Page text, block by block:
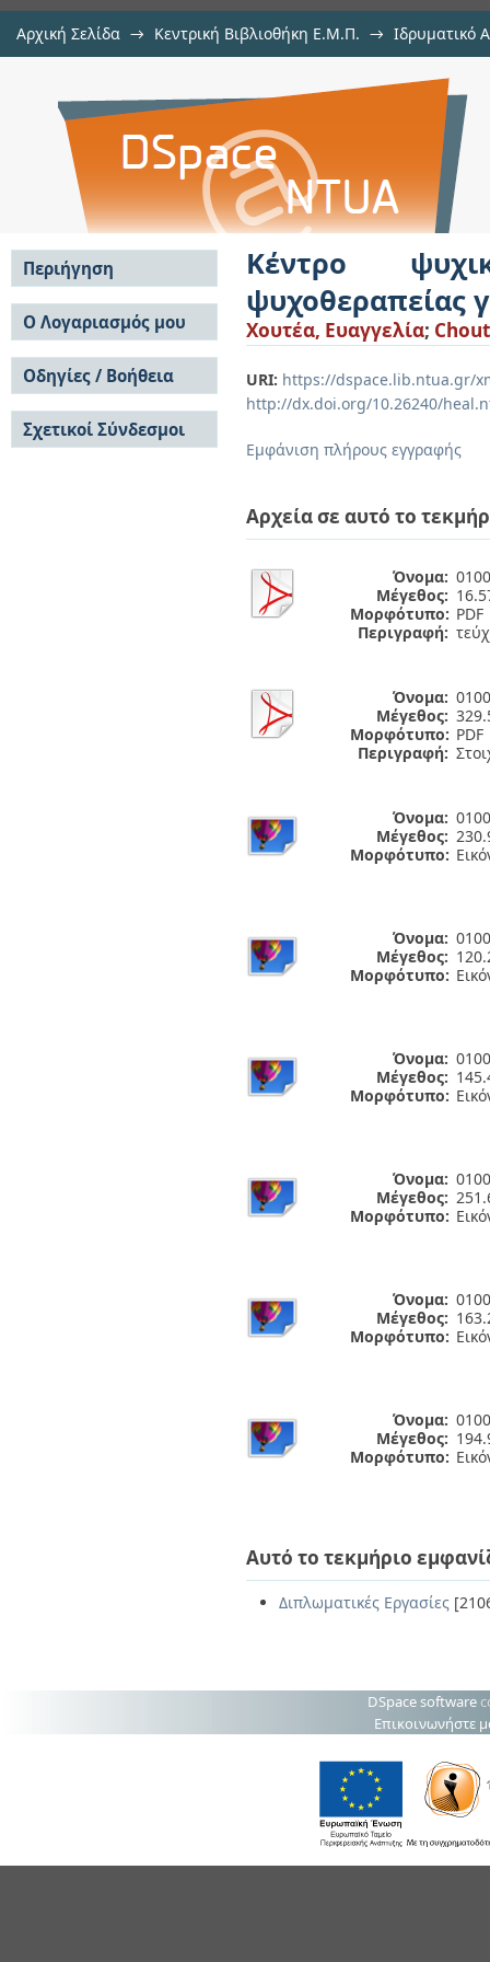
Αρχική Σελίδα → Κεντρική Βιβλιοθήκη Ε.Μ.Π. → Ιδρυματικό
Κέντρο ψυχικής υγείας και
Κέντρο
ψυχοθεραπείας
Χουτέα, Ευαγγελία;
URI: https://dspace.lib.ntua.gr/
http://dx.doi.org/10.26240/
Εμφάνιση πλήρους εγγραφής
Αρχεία σε αυτό το
Όνομα:
Μέγεθος:
Μορφότυπο: PDF
Περιγραφή:
Όνομα:
Μέγεθος:
Μορφότυπο: PDF
Περιγραφή:
Όνομα:
Μέγεθος:
Μορφότυπο:
Όνομα:
Μέγεθος:
Μορφότυπο:
Όνομα:
Μέγεθος:
Μορφότυπο:
Όνομα:
Μέγεθος:
Μορφότυπο:
Όνομα:
Μέγεθος:
Μορφότυπο:
Όνομα:
Μέγεθος:
Μορφότυπο:
Αυτό το τεκμήριο
Διπλωματικές Εργασίες
Περιήγηση
Σε όλο το DSpace
Κοινότητες & Συλλογές
Ανά Ημερομηνία
Έκδοσης
Συγγραφείς
Τίτλοι
Θέματα
Ο Λογαριασμός μου
Σύνδεση
Εγγραφή
Οδηγίες / Βοήθεια
Οδηγίες Υποβολής
Οδηγίες Χρήσης ΙΑ
Συχνές Ερωτήσεις
Σχετικοί Σύνδεσμοι
DSpace software
Επικοινωνήστε